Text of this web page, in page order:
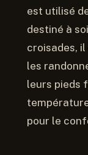
est utilisé
destiné à
croisades, il
les
leurs pieds
pour le